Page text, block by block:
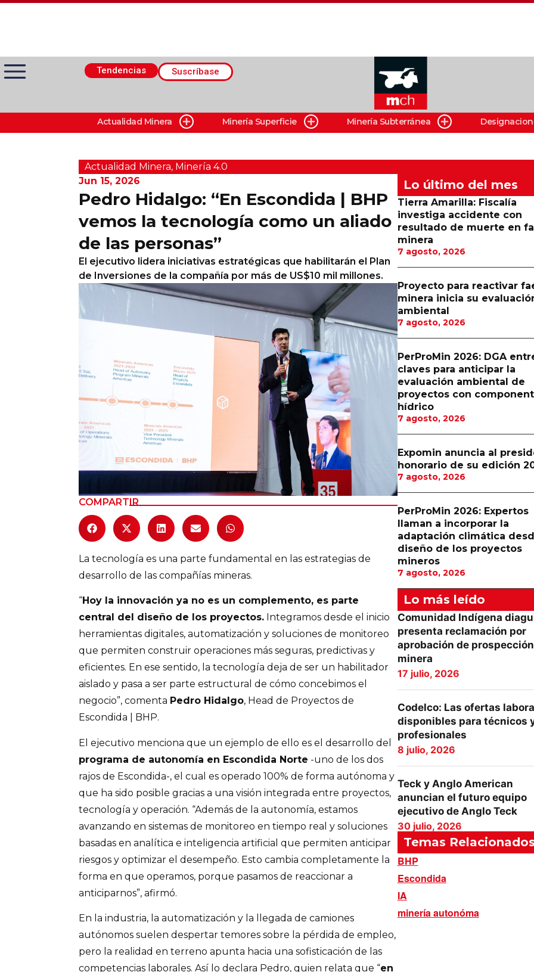
Tendencias Suscríbase
Actualidad Minera
Minería Superficie
Minerí­a Subterránea
Columnas de Opinión
Actualidad Minera Minería Superficie Minería Subterránea
Actualidad Minera, Minerí­a 4.0
Jun 15, 2026
Pedro Hidalgo: “En Escondida | BHP
vemos la tecnología como un aliado
de las personas”
El ejecutivo lidera iniciativas estratégicas que habilitarán el Plan
de Inversiones de la compañía por más de US$10 mil millones.
COMPARTIR
La tecnología es una parte fundamental en las estrategias de
desarrollo de las compañías mineras.
“Hoy la innovación ya no es un complemento, es parte
central del diseño de los proyectos. Integramos desde el inicio
herramientas digitales, automatización y soluciones de monitoreo
que permiten construir operaciones más seguras, predictivas y
eficientes. En ese sentido, la tecnología deja de ser un habilitador
aislado y pasa a ser parte estructural de cómo concebimos el
negocio”, comenta Pedro Hidalgo, Head de Proyectos de
Escondida | BHP.
El ejecutivo menciona que un ejemplo de ello es el desarrollo del
programa de autonomía en Escondida Norte -uno de los dos
rajos de Escondida-, el cual es operado 100% de forma autónoma y
que ha sido posible gracias a una visión integrada entre proyectos,
tecnología y operación. “Además de la autonomía, estamos
avanzando en sistemas de monitoreo en tiempo real y soluciones
basadas en analítica e inteligencia artificial que permiten anticipar
riesgos y optimizar el desempeño. Esto cambia completamente la
forma en que operamos, porque pasamos de reaccionar a
anticiparnos”, afirmó.
En la industria, la automatización y la llegada de camiones
autónomos suelen despertar temores sobre la pérdida de empleo,
pero la realidad en terreno apunta hacia una sofisticación de las
competencias laborales. Así lo declara Pedro, quien relata que “en
Lo último del mes
Tierra Amarilla: Fiscalía
investiga accidente con
resultado de muerte en
minera
7 agosto, 2026
Proyecto para reactivar
minera inicia su
ambiental
7 agosto, 2026
PerProMin 2026: DGA
claves para anticipar la
evaluación ambiental de
proyectos con
hídrico
7 agosto, 2026
Expomin anuncia al
honorario de su edición
7 agosto, 2026
PerProMin 2026: Expertos
llaman a incorporar la
adaptación climática
diseño de los proyectos
mineros
7 agosto, 2026
Lo más leído
Comunidad Indígena
presenta reclamación por
aprobación de prospección
minera
17 julio, 2026
Codelco: Las ofertas
disponibles para técnicos
profesionales
8 julio, 2026
Teck y Anglo American
anuncian el futuro equipo
ejecutivo de Anglo Teck
30 julio, 2026
Temas Relacionados
BHP
Escondida
IA
minería autonóma